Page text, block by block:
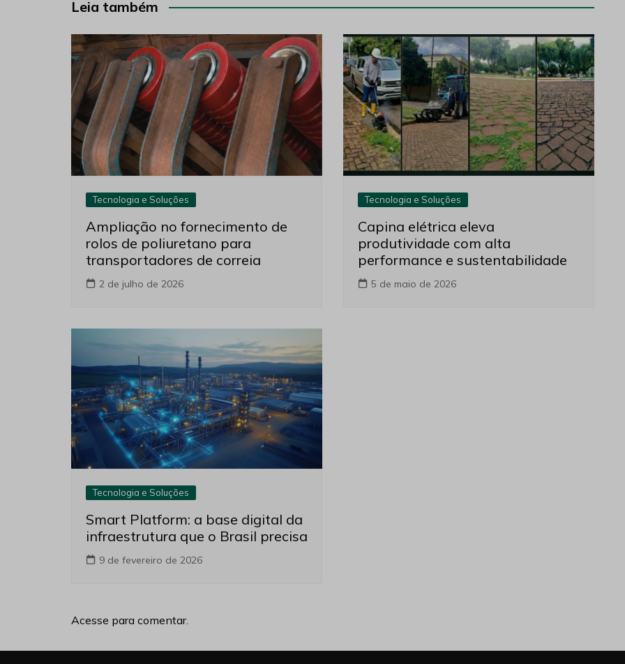
Post
Leia também
Tecnologia e Soluções
Ampliação no fornecimento de
rolos de poliuretano para
transportadores de correia
2 de julho de 2026
Tecnologia e Soluções
Capina elétrica eleva
produtividade com alta
performance e sustentabilidade
5 de maio de 2026
Tecnologia e Soluções
Smart Platform: a base digital da
infraestrutura que o Brasil precisa
9 de fevereiro de 2026
Acesse para comentar.